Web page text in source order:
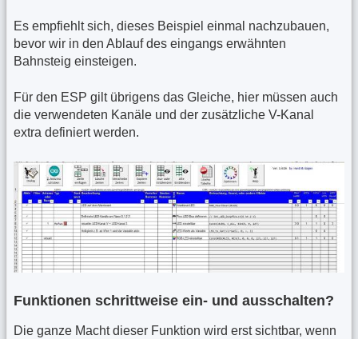
Es empfiehlt sich, dieses Beispiel einmal nachzubauen,
bevor wir in den Ablauf des eingangs erwähnten
Bahnsteig einsteigen.
Für den ESP gilt übrigens das Gleiche, hier müssen auch
die verwendeten Kanäle und der zusätzliche V-Kanal
extra definiert werden.
Funktionen schrittweise ein- und ausschalten?
Die ganze Macht dieser Funktion wird erst sichtbar, wenn